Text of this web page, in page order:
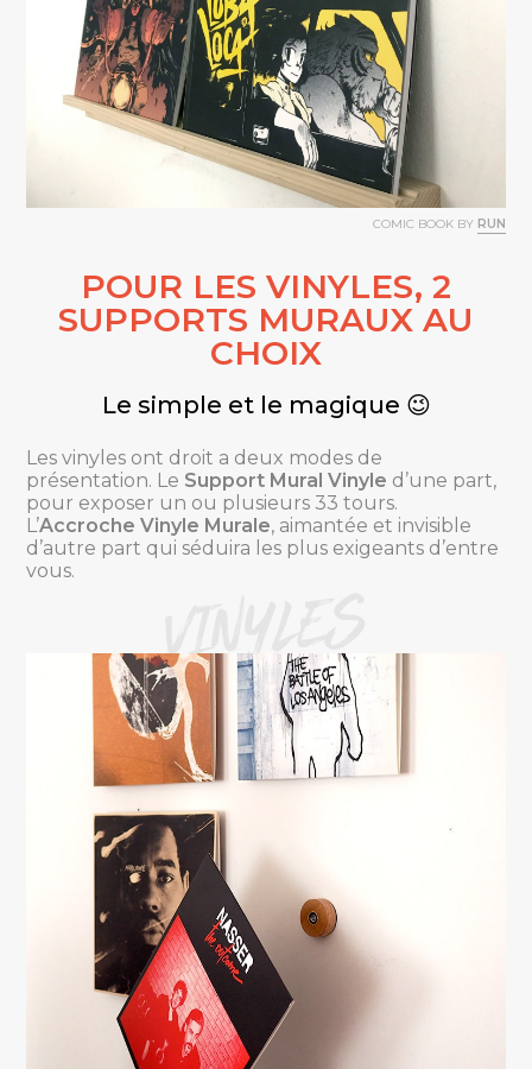
COMIC BOOK BY RUN
POUR LES VINYLES, 2
SUPPORTS MURAUX AU
CHOIX
Le simple et le magique 😉
Les vinyles ont droit a deux modes de
présentation. Le Support Mural Vinyle d’une part,
pour exposer un ou plusieurs 33 tours.
L’Accroche Vinyle Murale, aimantée et invisible
d’autre part qui séduira les plus exigeants d’entre
vous.
VINYLES